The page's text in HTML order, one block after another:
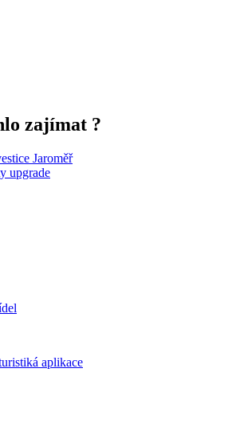
zajímat ?
Jaroměř
upgrade
aplikace